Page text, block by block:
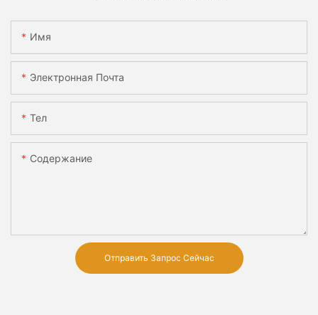
Имя
Электронная Почта
Тел
Содержание
Отправить Запрос Сейчас